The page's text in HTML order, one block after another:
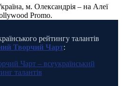
м. Олександрія – на Алеї
Promo.
рейтингу талантів
Творчий Чарт: